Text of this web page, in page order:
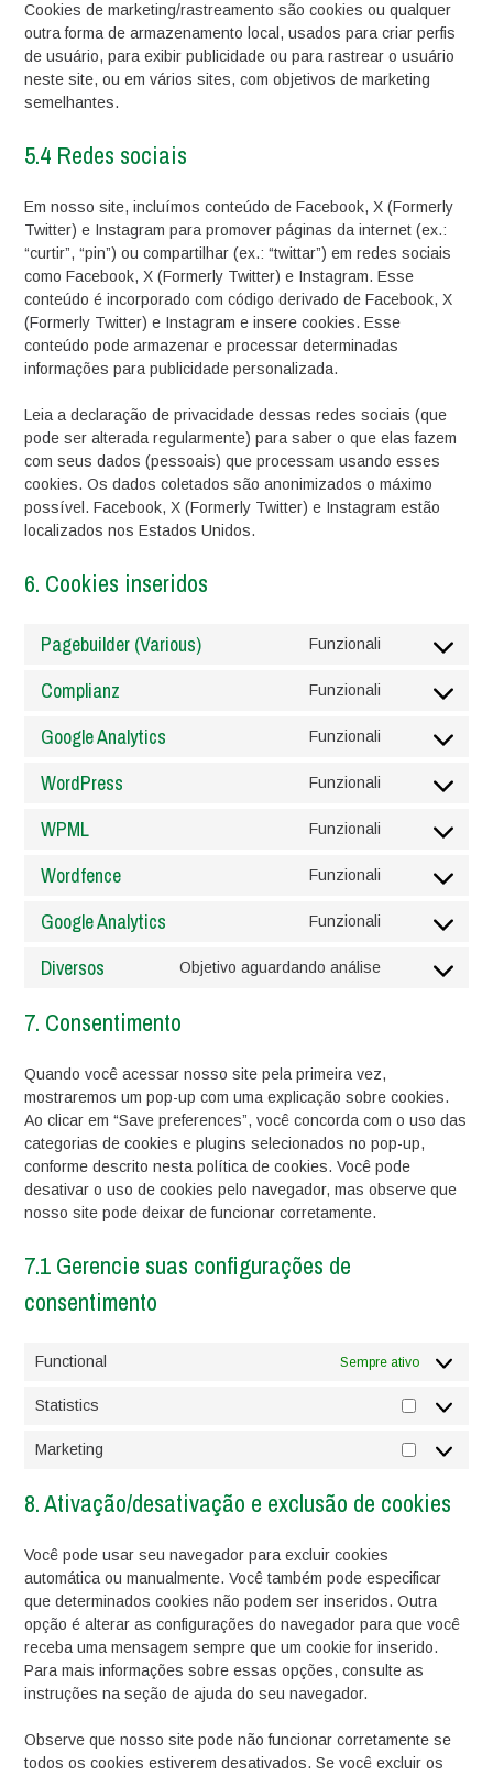
Cookies de marketing/rastreamento são cookies ou qualquer
outra forma de armazenamento local, usados para criar perfis
de usuário, para exibir publicidade ou para rastrear o usuário
neste site, ou em vários sites, com objetivos de marketing
semelhantes.
5.4 Redes sociais
Em nosso site, incluímos conteúdo de Facebook, X (Formerly
Twitter) e Instagram para promover páginas da internet (ex.:
“curtir”, “pin”) ou compartilhar (ex.: “twittar”) em redes sociais
como Facebook, X (Formerly Twitter) e Instagram. Esse
conteúdo é incorporado com código derivado de Facebook, X
(Formerly Twitter) e Instagram e insere cookies. Esse
conteúdo pode armazenar e processar determinadas
informações para publicidade personalizada.
Leia a declaração de privacidade dessas redes sociais (que
pode ser alterada regularmente) para saber o que elas fazem
com seus dados (pessoais) que processam usando esses
cookies. Os dados coletados são anonimizados o máximo
possível. Facebook, X (Formerly Twitter) e Instagram estão
localizados nos Estados Unidos.
6. Cookies inseridos
Pagebuilder (Various) Funzionali
Consent
service
(various)
Complianz Funzionali
Consent
service
Google Analytics Funzionali
Consent
service
analytics
WordPress Funzionali
Consent
service
WPML Funzionali
Consent
service
Wordfence Funzionali
Consent
service
Google Analytics Funzionali
Consent
service
Diversos Objetivo aguardando análise
Consent
7. Consentimento
Quando você acessar nosso site pela primeira vez,
mostraremos um pop-up com uma explicação sobre cookies.
Ao clicar em “Save preferences”, você concorda com o uso das
categorias de cookies e plugins selecionados no pop-up,
conforme descrito nesta política de cookies. Você pode
desativar o uso de cookies pelo navegador, mas observe que
nosso site pode deixar de funcionar corretamente.
7.1 Gerencie suas configurações de
consentimento
Functional Sempre ativo
Statistics
Statistics
Marketing
Marketing
8. Ativação/desativação e exclusão de cookies
Você pode usar seu navegador para excluir cookies
automática ou manualmente. Você também pode especificar
que determinados cookies não podem ser inseridos. Outra
opção é alterar as configurações do navegador para que você
receba uma mensagem sempre que um cookie for inserido.
Para mais informações sobre essas opções, consulte as
instruções na seção de ajuda do seu navegador.
Observe que nosso site pode não funcionar corretamente se
todos os cookies estiverem desativados. Se você excluir os